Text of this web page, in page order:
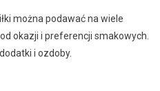
można podawać na wiele
okazji i preferencji smakowych.
i ozdoby.